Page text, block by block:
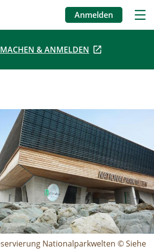
Direkt
Benutzermenü
Anmelden
& ANMELDEN
Nationalparkwelten © Siehe